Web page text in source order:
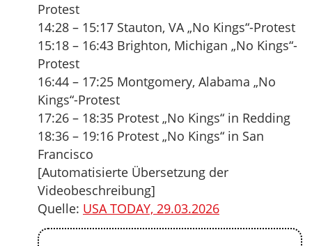
Protest
14:28 – 15:17 Stauton, VA „No Kings“-Protest
15:18 – 16:43 Brighton, Michigan „No Kings“-
Protest
16:44 – 17:25 Montgomery, Alabama „No
Kings“-Protest
17:26 – 18:35 Protest „No Kings“ in Redding
18:36 – 19:16 Protest „No Kings“ in San
Francisco
[Automatisierte Übersetzung der
Videobeschreibung]
Quelle: USA TODAY, 29.03.2026